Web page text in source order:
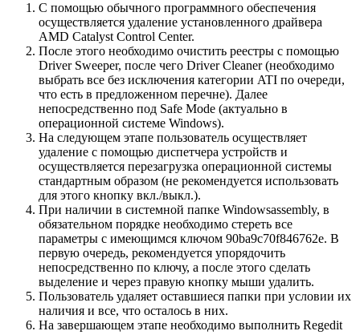
С помощью обычного программного обеспечения
осуществляется удаление установленного драйвера
AMD Catalyst Control Center.
После этого необходимо очистить реестры с помощью
Driver Sweeper, после чего Driver Cleaner (необходимо
выбрать все без исключения категории ATI по очереди,
что есть в предложенном перечне). Далее
непосредственно под Safe Mode (актуально в
операционной системе Windows).
На следующем этапе пользователь осуществляет
удаление с помощью диспетчера устройств и
осуществляется перезагрузка операционной системы
стандартным образом (не рекомендуется использовать
для этого кнопку вкл./выкл.).
При наличии в системной папке Windowsassembly, в
обязательном порядке необходимо стереть все
параметры с имеющимся ключом 90ba9c70f846762e. В
первую очередь, рекомендуется упорядочить
непосредственно по ключу, а после этого сделать
выделение и через правую кнопку мыши удалить.
Пользователь удаляет оставшиеся папки при условии их
наличия и все, что осталось в них.
На завершающем этапе необходимо выполнить Regedit